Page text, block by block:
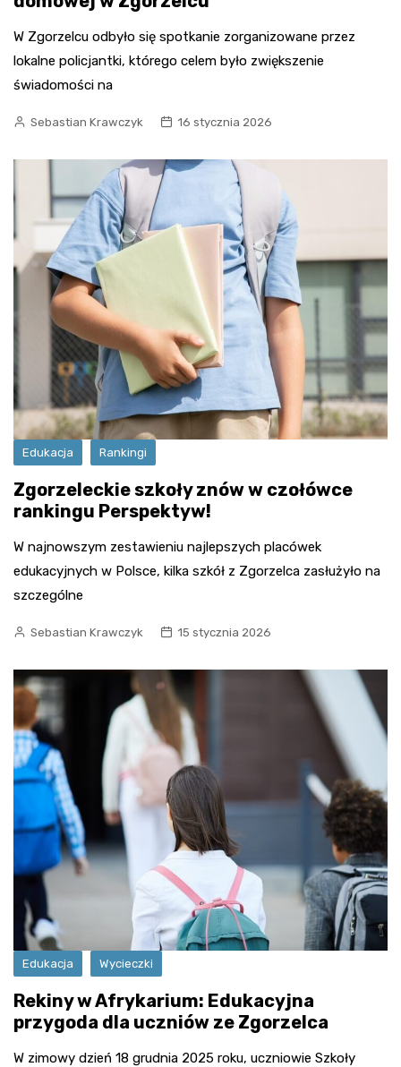
W Zgorzelcu odbyło się spotkanie zorganizowane przez
lokalne policjantki, którego celem było zwiększenie
świadomości na
Sebastian Krawczyk 16 stycznia 2026
Edukacja Rankingi
Zgorzeleckie szkoły znów w czołówce
rankingu Perspektyw!
W najnowszym zestawieniu najlepszych placówek
edukacyjnych w Polsce, kilka szkół z Zgorzelca zasłużyło na
szczególne
Sebastian Krawczyk 15 stycznia 2026
Edukacja Wycieczki
Rekiny w Afrykarium: Edukacyjna
przygoda dla uczniów ze Zgorzelca
W zimowy dzień 18 grudnia 2025 roku, uczniowie Szkoły